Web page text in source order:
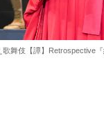
舞伎【譚】Retrospective